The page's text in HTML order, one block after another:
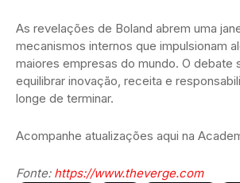
As revelações de Boland abrem uma
mecanismos internos que impulsionam
maiores empresas do mundo. O debate
equilibrar inovação, receita e
longe de terminar.
Acompanhe atualizações aqui na
Fonte: https://www.theverge.com